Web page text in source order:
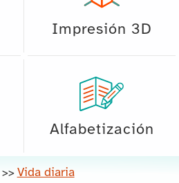
Impresión 3D
Alfabetización
>> Vida diaria